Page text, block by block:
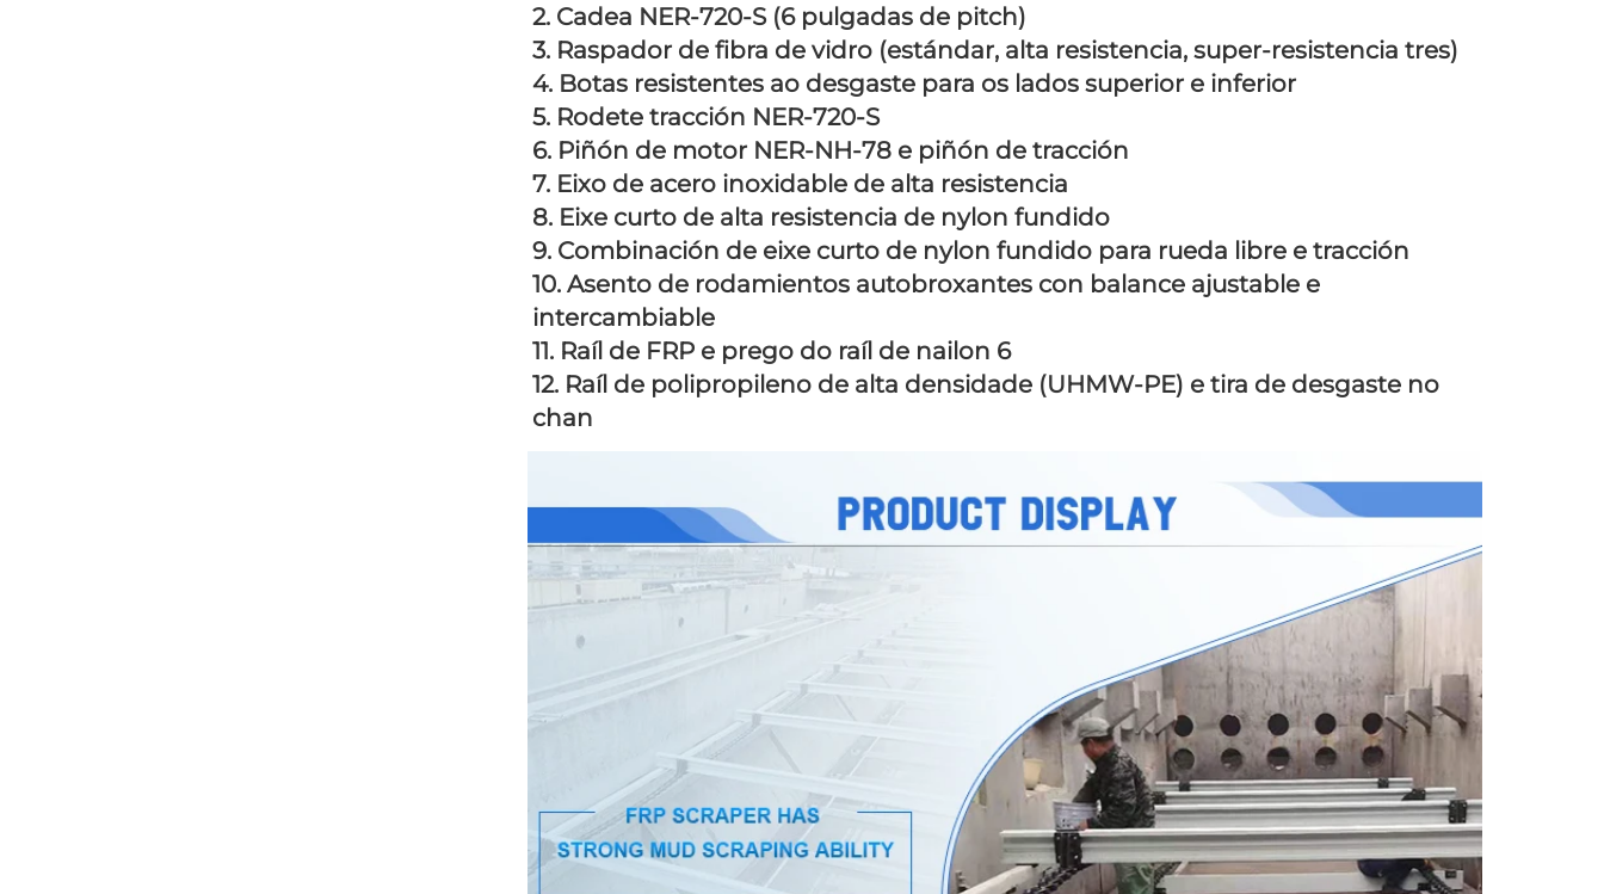
2. Cadea NER-720-S (6 pulgadas de pitch)
3. Raspador de fibra de vidro (estándar, alta resistencia, super-resistencia tres)
4. Botas resistentes ao desgaste para os lados superior e inferior
5. Rodete tracción NER-720-S
6. Piñón de motor NER-NH-78 e piñón de tracción
7. Eixo de acero inoxidable de alta resistencia
8. Eixe curto de alta resistencia de nylon fundido
9. Combinación de eixe curto de nylon fundido para rueda libre e tracción
10. Asento de rodamientos autobroxantes con balance ajustable e
intercambiable
11. Raíl de FRP e prego do raíl de nailon 6
12. Raíl de polipropileno de alta densidade (UHMW-PE) e tira de desgaste no
chan